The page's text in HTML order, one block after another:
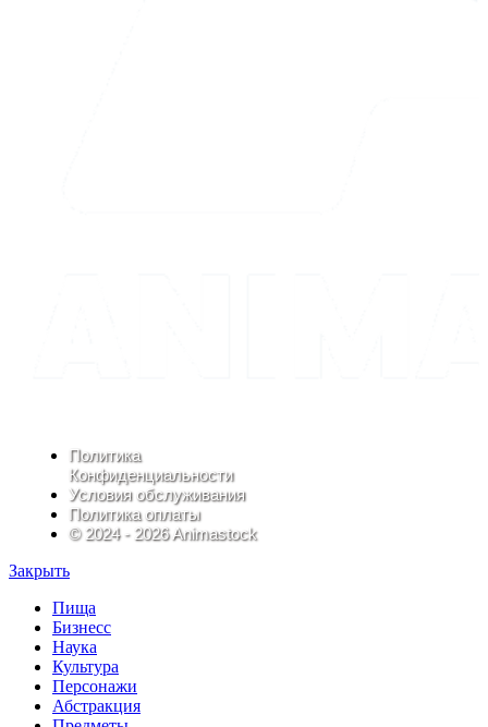
Политика
Конфиденциальности
Условия обслуживания
Политика оплаты
© 2024 - 2026 Animastock
Закрыть
Пища
Бизнесс
Наука
Культура
Персонажи
Абстракция